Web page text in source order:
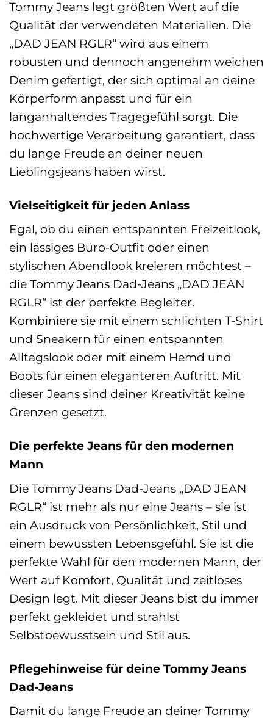
Tommy Jeans legt größten Wert auf die
Qualität der verwendeten Materialien. Die
„DAD JEAN RGLR“ wird aus einem
robusten und dennoch angenehm weichen
Denim gefertigt, der sich optimal an deine
Körperform anpasst und für ein
langanhaltendes Tragegefühl sorgt. Die
hochwertige Verarbeitung garantiert, dass
du lange Freude an deiner neuen
Lieblingsjeans haben wirst.
Vielseitigkeit für jeden Anlass
Egal, ob du einen entspannten Freizeitlook,
ein lässiges Büro-Outfit oder einen
stylischen Abendlook kreieren möchtest –
die Tommy Jeans Dad-Jeans „DAD JEAN
RGLR“ ist der perfekte Begleiter.
Kombiniere sie mit einem schlichten T-Shirt
und Sneakern für einen entspannten
Alltagslook oder mit einem Hemd und
Boots für einen eleganteren Auftritt. Mit
dieser Jeans sind deiner Kreativität keine
Grenzen gesetzt.
Die perfekte Jeans für den modernen
Mann
Die Tommy Jeans Dad-Jeans „DAD JEAN
RGLR“ ist mehr als nur eine Jeans – sie ist
ein Ausdruck von Persönlichkeit, Stil und
einem bewussten Lebensgefühl. Sie ist die
perfekte Wahl für den modernen Mann, der
Wert auf Komfort, Qualität und zeitloses
Design legt. Mit dieser Jeans bist du immer
perfekt gekleidet und strahlst
Selbstbewusstsein und Stil aus.
Pflegehinweise für deine Tommy Jeans
Dad-Jeans
Damit du lange Freude an deiner Tommy